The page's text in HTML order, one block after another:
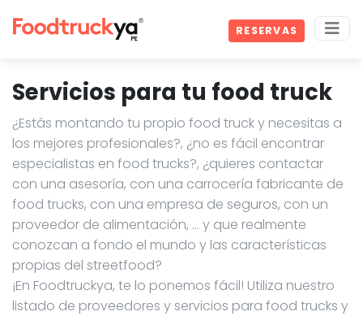
RESERVAS
Servicios para tu food truck
¿Estás montando tu propio food truck y necesitas a
los mejores profesionales?, ¿no es fácil encontrar
especialistas en food trucks?, ¿quieres contactar
con una asesoría, con una carrocería fabricante de
food trucks, con una empresa de seguros, con un
proveedor de alimentación, … y que realmente
conozcan a fondo el mundo y las características
propias del streetfood?
¡En Foodtruckya, te lo ponemos fácil! Utiliza nuestro
listado de proveedores y servicios para food trucks y